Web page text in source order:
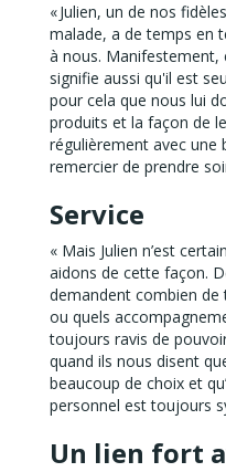
« Julien, un de nos
malade, a de temps en
à nous. Manifestement,
signifie aussi qu'il est
pour cela que nous lui
produits et la façon de
régulièrement avec une
remercier de prendre
Service
« Mais Julien n’est
aidons de cette façon.
demandent combien de
ou quels
toujours ravis de
quand ils nous disent
beaucoup de choix et
personnel est toujours
Un lien fort